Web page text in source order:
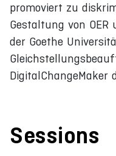
promoviert zu
Gestaltung von
der Goethe
DigitalChangeMaker
Sessions